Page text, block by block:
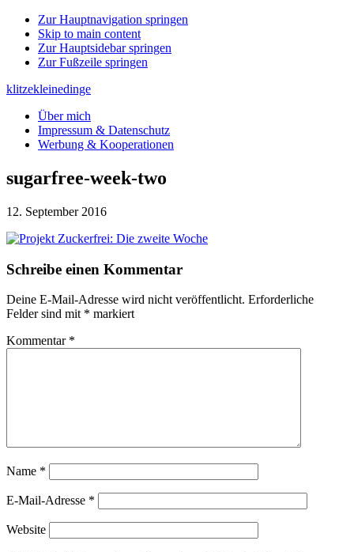
Zur Hauptnavigation springen
Skip to main content
Zur Hauptsidebar springen
Zur Fußzeile springen
klitzekleinedinge
Über mich
Impressum & Datenschutz
Werbung & Kooperationen
sugarfree-week-two
12. September 2016
Leser-
Schreibe einen Kommentar
Deine E-Mail-Adresse wird nicht veröffentlicht. Erforderliche
Felder sind mit * markiert
Kommentar *
Name *
E-Mail-Adresse *
Website